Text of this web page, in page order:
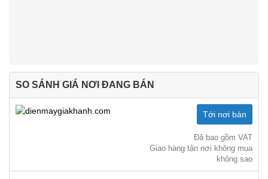
SO SÁNH GIÁ NƠI ĐANG BÁN
Tới nơi bán
Đã bao gồm VAT
Giao hàng tận nơi không mua
không sao